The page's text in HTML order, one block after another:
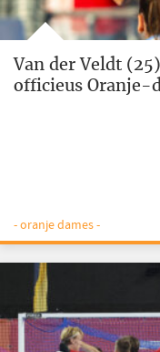
Van der Veldt
officieus Oranje-
- oranje dames -